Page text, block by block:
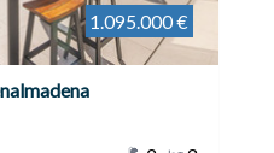
1.095.000 €